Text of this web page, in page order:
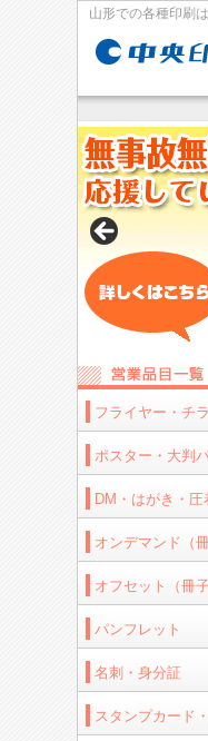
山形での各種印刷
フライヤー・チ
ポスター・大判
DM・はがき・圧
オンデマンド（冊
オフセット（冊子
パンフレット
名刺・身分証
スタンプカード